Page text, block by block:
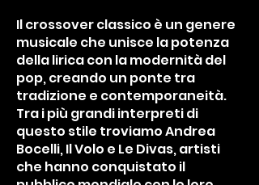
Il crossover classico è un genere
musicale che unisce la potenza
della lirica con la modernità del
pop, creando un ponte tra
tradizione e contemporaneità.
Tra i più grandi interpreti di
questo stile troviamo Andrea
Bocelli, Il Volo e Le Divas, artisti
che hanno conquistato il